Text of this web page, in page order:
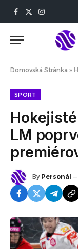
Facebook
X
Instagram
Domovská Stránka »
SPORT
LM
By Personál